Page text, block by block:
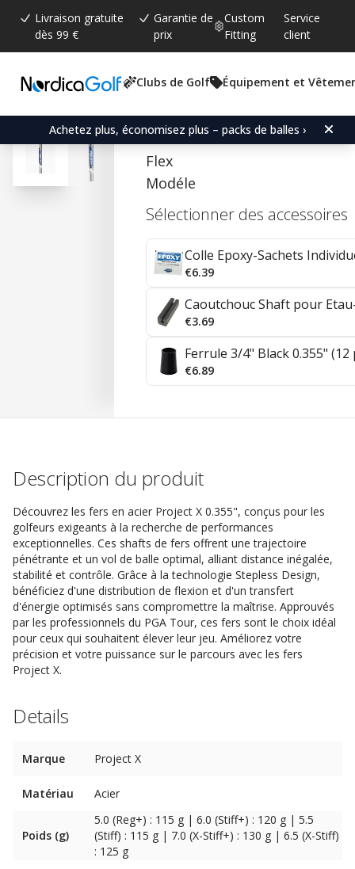
Livraison gratuite
dès 99 €
Garantie de
prix
Custom
Fitting
Service
client
Clubs de Golf Équipement et
Achetez plus, économisez plus – packs de balles ›
Note moyenne:
4.7 (votes:
57)
Project X Steel Irons
Flex
Modéle
Sélectionner des accessoires
Colle Epoxy-Sachets
€6.39
Caoutchouc Shaft pour
€3.69
Ferrule 3/4" Black 0.355" (12
€6.89
Description du produit
Découvrez les fers en acier Project X 0.355", conçus pour les
golfeurs exigeants à la recherche de performances
exceptionnelles. Ces shafts de fers offrent une trajectoire
pénétrante et un vol de balle optimal, alliant distance inégalée,
stabilité et contrôle. Grâce à la technologie Stepless Design,
bénéficiez d'une distribution de flexion et d'un transfert
d'énergie optimisés sans compromettre la maîtrise. Approuvés
par les professionnels du PGA Tour, ces fers sont le choix idéal
pour ceux qui souhaitent élever leur jeu. Améliorez votre
précision et votre puissance sur le parcours avec les fers
Project X.
Details
Marque Project X
Matériau Acier
Poids (g)
5.0 (Reg+) : 115 g | 6.0 (Stiff+) : 120 g | 5.5
(Stiff) : 115 g | 7.0 (X-Stiff+) : 130 g | 6.5 (X-Stiff)
: 125 g